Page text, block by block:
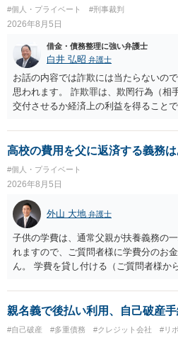
#個人・プライベート #刑事裁判
2026年8月5日
借金・債務整理に強い弁護士
白井 弘昭 弁護士
お話の内容では詐欺には当たらないの
思われます。 詐欺罪は、欺罔行為（相
交付させるか経済上の利益を得ること
ので、詐欺罪の実行行為性が無く罪に
く、相手が真実を話せば警察も取り合
容を述べた場合は、捜査はあるかもし
て、真実を説明すれば、「ちゃんと返
ことだと思われます。 また、返せるお
のは致し方ありません。真摯に分割し
くのみでしょう。 以上、ご参考まで。
高校の費用を父に返済する義務
#個人・プライベート
2026年8月5日
外山 大地 弁護士
子供の学費は、通常父親が扶養義務の
れますので、ご質問者様に学費分のお
ん。 学費を貸し付ける（ご質問者様か
ょう。
親名義で後払い利用、自己破産
#自己破産 #多重債務 #クレジット会社 #リ